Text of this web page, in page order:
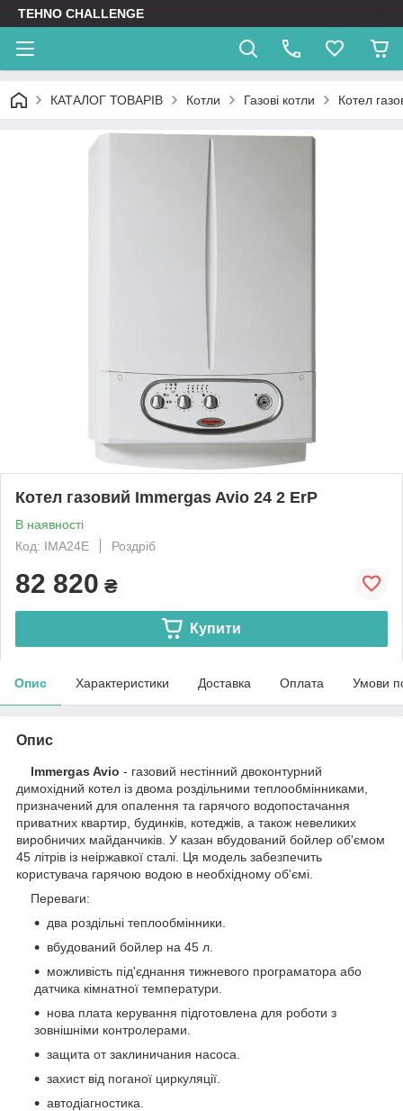
TEHNO CHALLENGE
КАТАЛОГ ТОВАРІВ Котли Газові котли Котел
Котел газовий Immergas Avio 24 2 ErP
В наявності
Код: IMA24E
Роздріб
82 820 ₴
Купити
Опис Характеристики Доставка Оплата Умови
Опис
Immergas Avio - газовий нестінний двоконтурний
димохідний котел із двома роздільними теплообмінниками,
призначений для опалення та гарячого водопостачання
приватних квартир, будинків, котеджів, а також невеликих
виробничих майданчиків. У казан вбудований бойлер об'ємом
45 літрів із неіржавкої сталі. Ця модель забезпечить
користувача гарячою водою в необхідному об'ємі.
Переваги:
два роздільні теплообмінники.
вбудований бойлер на 45 л.
можливість під'єднання тижневого програматора або
датчика кімнатної температури.
нова плата керування підготовлена для роботи з
зовнішніми контролерами.
защита от заклиничания насоса.
захист від поганої циркуляції.
автодіагностика.